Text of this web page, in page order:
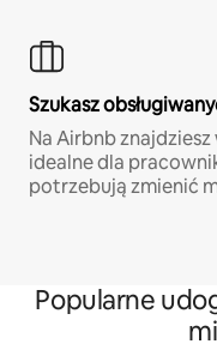
Szukasz
Na Airbnb
idealne dla
potrzebują zmienić
Popularne